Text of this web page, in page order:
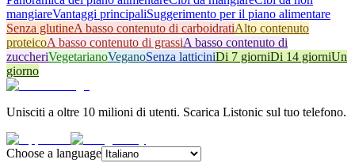
mangiareVantaggi principaliSuggerimento per il piano alimentare
Senza glutineA basso contenuto di carboidratiAlto contenuto
proteicoA basso contenuto di grassiA basso contenuto di
zuccheriVegetarianoVeganoSenza latticiniDi 7 giorniDi 14 giorniUn
giorno
Unisciti a oltre 10 milioni di utenti. Scarica Listonic sul tuo telefono.
Choose a language